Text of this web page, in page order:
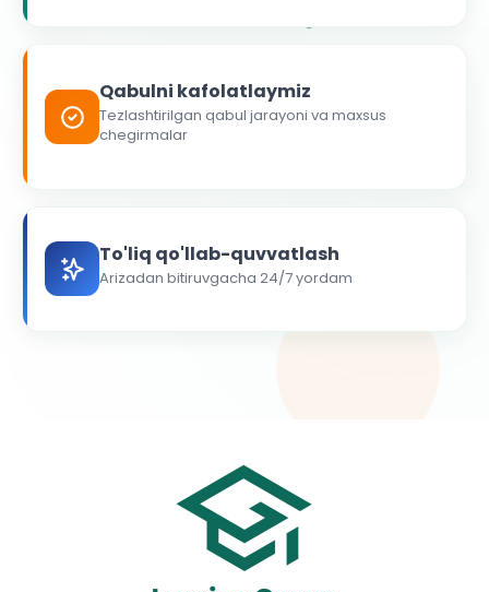
Qabulni kafolatlaymiz
Tezlashtirilgan qabul jarayoni va maxsus
chegirmalar
To'liq qo'llab-quvvatlash
Arizadan bitiruvgacha 24/7 yordam